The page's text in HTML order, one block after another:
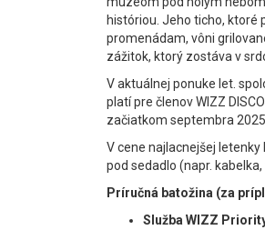
históriou. Jeho ticho, ktoré
promenádam, vôni
zážitok, ktorý zostáva v
V aktuálnej ponuke let.
platí pre členov WIZZ
začiatkom septembra 2025.
V cene najlacnejšej
pod sedadlo (napr.
Príručná batožina (za
Služba WIZZ